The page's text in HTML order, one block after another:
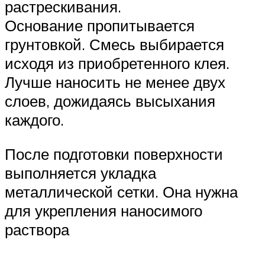
растрескивания.
Основание пропитывается
грунтовкой. Смесь выбирается
исходя из приобретенного клея.
Лучше наносить не менее двух
слоев, дожидаясь высыхания
каждого.
После подготовки поверхности
выполняется укладка
металлической сетки. Она нужна
для укрепления наносимого
раствора